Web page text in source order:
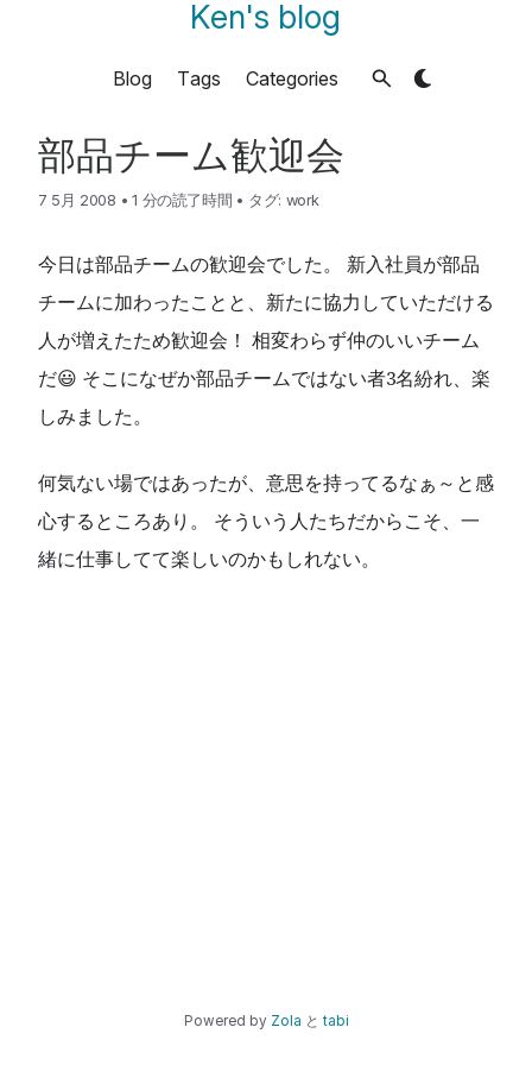
Ken's blog
Blog Tags Categories
部品チーム歓迎会
7 5月 2008 • 1 分の読了時間 • タグ: work
今日は部品チームの歓迎会でした。 新入社員が部品
チームに加わったことと、新たに協力していただける
人が増えたため歓迎会！ 相変わらず仲のいいチーム
だ😃 そこになぜか部品チームではない者3名紛れ、楽
しみました。
何気ない場ではあったが、意思を持ってるなぁ～と感
心するところあり。 そういう人たちだからこそ、一
緒に仕事してて楽しいのかもしれない。
Powered by Zola と tabi